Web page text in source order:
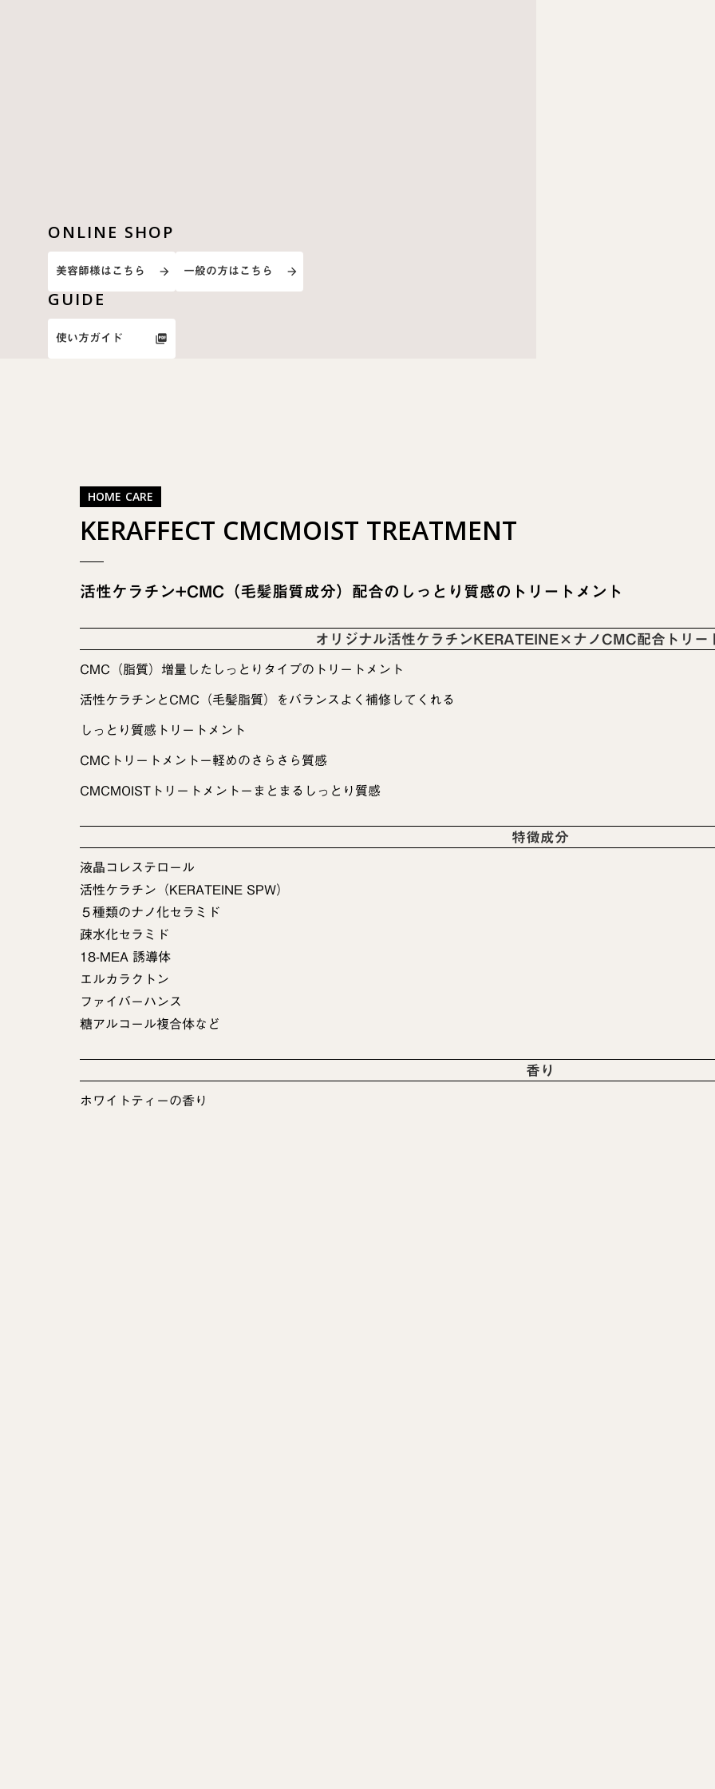
ONLINE SHOP
美容師様はこちら arrow_forward 一般の方はこちら arrow_forward
GUIDE
使い方ガイド picture_as_pdf
HOME CARE
KERAFFECT CMCMOIST TREATMENT
活性ケラチン+CMC（毛髪脂質成分）配合のしっとり質感のトリートメント
オリジナル活性ケラチンKERATEINE×ナノCMC配合トリー
CMC（脂質）増量したしっとりタイプのトリートメント
活性ケラチンとCMC（毛髪脂質）をバランスよく補修してくれる
しっとり質感トリートメント
CMCトリートメントー軽めのさらさら質感
CMCMOISTトリートメントーまとまるしっとり質感
特徴成分
液晶コレステロール
活性ケラチン（KERATEINE SPW）
５種類のナノ化セラミド
疎水化セラミド
18-MEA 誘導体
エルカラクトン
ファイバーハンス
糖アルコール複合体など
香り
ホワイトティーの香り